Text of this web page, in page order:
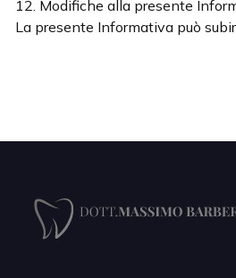
12. Modifiche alla presente
La presente Informativa può